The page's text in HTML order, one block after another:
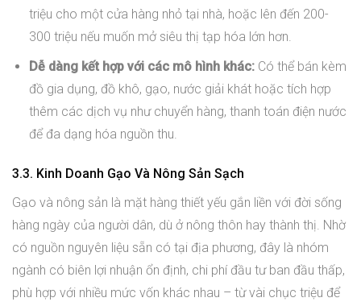
triệu cho một cửa hàng nhỏ tại nhà, hoặc lên đến 200-
300 triệu nếu muốn mở siêu thị tạp hóa lớn hơn.
Dễ dàng kết hợp với các mô hình khác:Có thể bán kèm
đồ gia dụng, đồ khô, gạo, nước giải khát hoặc tích hợp
thêm các dịch vụ như chuyển hàng, thanh toán điện nước
để đa dạng hóa nguồn thu.
3.3. Kinh Doanh Gạo Và Nông Sản Sạch
Gạo và nông sản là mặt hàng thiết yếu gắn liền với đời sống
hàng ngày của người dân, dù ở nông thôn hay thành thị. Nhờ
có nguồn nguyên liệu sẵn có tại địa phương, đây là nhóm
ngành có biên lợi nhuận ổn định, chi phí đầu tư ban đầu thấp,
phù hợp với nhiều mức vốn khác nhau – từ vài chục triệu để